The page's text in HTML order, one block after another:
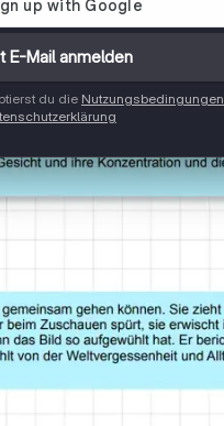
E-Mail anmelden
du die Nutzungsbedingungen